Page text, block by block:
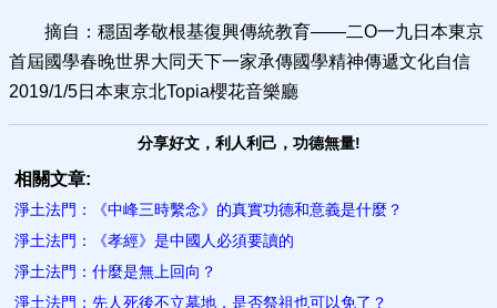
摘自：穩固孝敬根基復興傳統教育——二O一九日本東京
首屆國學春晚世界大同天下一家承傳國學精神傳遞文化自信
2019/1/5日本東京北Topia櫻花音樂廳
分享好文，利人利己，功德無量!
相關文章:
淨土法門：《中峰三時繫念》的真實功德和意義是什麼？
淨土法門：《孝經》是中國人必須要讀的
淨土法門：什麼是無上回向？
淨土法門：先人死後不立墓地，是否祭祖也可以免了？